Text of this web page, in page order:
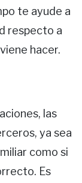
te ayude a
respecto a
hacer.
las
ya sea
como si
Es